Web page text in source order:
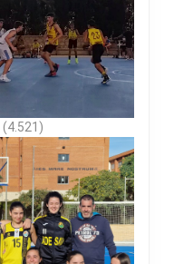
(4.521)